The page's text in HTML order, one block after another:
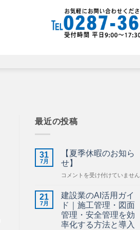
最近の投稿
31
7月
【夏季休暇のお知ら
せ】
【夏
休
暇
の
お
知
コメントを受け付けていません
21
7月
建設業のAI活用ガイ
ド｜施工管理・図面
管理・安全管理を効
率化する方法と導入